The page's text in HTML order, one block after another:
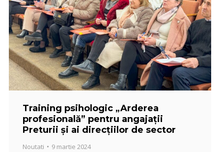
Training psihologic „Arderea
profesională” pentru angajații
Preturii și ai direcțiilor de sector
Noutati 9 martie 2024